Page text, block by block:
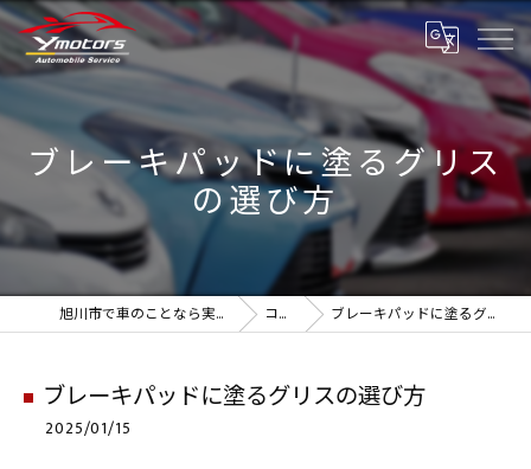
ブレーキパッドに塗るグリス
の選び方
旭川市で車のことなら実績のYmotors コラム ブレーキパッドに塗るグリスの選び方
ブレーキパッドに塗るグリスの選び方
2025/01/15